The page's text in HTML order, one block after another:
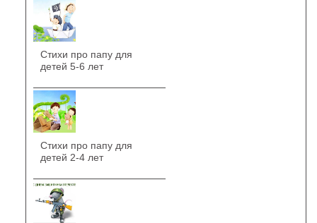
Стихи про папу для
детей 5-6 лет
Стихи про папу для
детей 2-4 лет